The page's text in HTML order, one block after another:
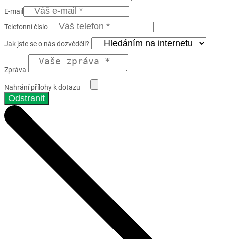
E-mail
Telefonní číslo
Jak jste se o nás dozvěděli?
Zpráva
Nahrání přílohy k dotazu
Odstranit